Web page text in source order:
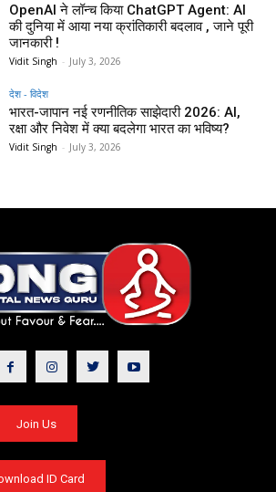
OpenAI ने लॉन्च किया ChatGPT Agent: AI
की दुनिया में आया नया क्रांतिकारी बदलाव , जाने पूरी
जानकारी !
Vidit Singh - July 3, 2026
देश - विदेश
भारत-जापान नई रणनीतिक साझेदारी 2026: AI,
रक्षा और निवेश में क्या बदलेगा भारत का भविष्य?
Vidit Singh - July 3, 2026
Join Us
ID Card